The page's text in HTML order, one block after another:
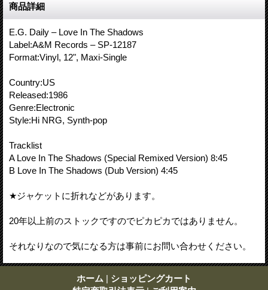
商品詳細
E.G. Daily – Love In The Shadows
Label:A&M Records – SP-12187
Format:Vinyl, 12", Maxi-Single
Country:US
Released:1986
Genre:Electronic
Style:Hi NRG, Synth-pop
Tracklist
A Love In The Shadows (Special Remixed Version) 8:45
B Love In The Shadows (Dub Version) 4:45
★ジャケットに折れなどがあります。
20年以上前のストックですのでピカピカではありません。
それなりなので気になる方は事前にお問い合わせください。
ホーム | ショッピングカート